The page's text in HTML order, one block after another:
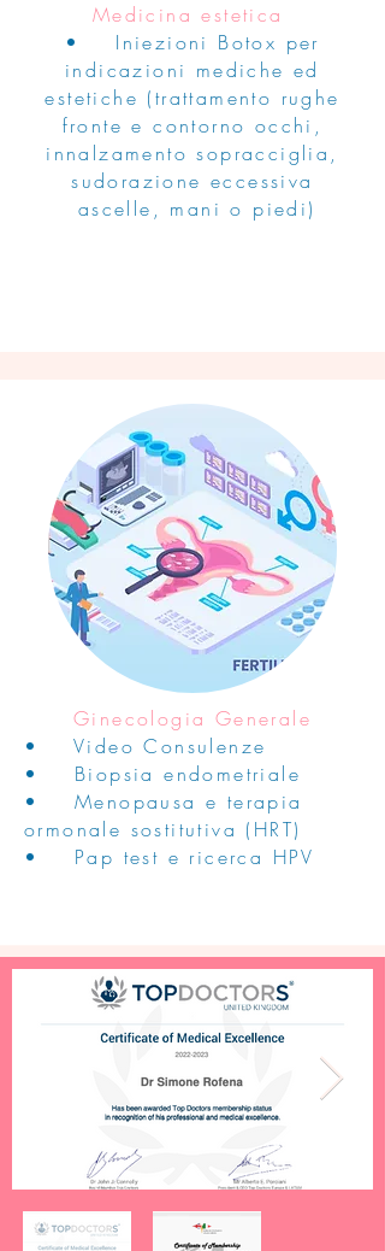
Medicina estetica
• Iniezioni Botox per
indicazioni mediche ed
estetiche (trattamento rughe
fronte e contorno occhi,
innalzamento sopracciglia,
sudorazione eccessiva
ascelle, mani o piedi)
Ginecologia Generale
• Video Consulenze
• Biopsia endometriale
• Menopausa e terapia
ormonale sostitutiva (HRT)
• Pap test e ricerca HPV